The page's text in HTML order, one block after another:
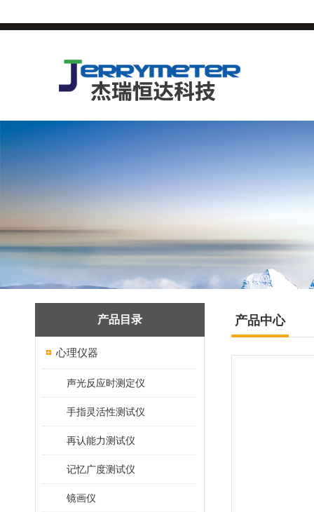
产品目录
心理仪器
声光反应时测定仪
手指灵活性测试仪
再认能力测试仪
记忆广度测试仪
镜画仪
产品中心